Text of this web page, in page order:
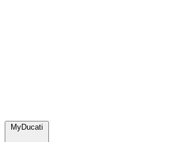
MyDucati